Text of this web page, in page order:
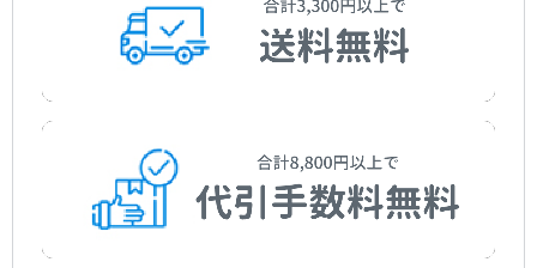
Itsuki，Hiroshi
山辺洋子／揃 弦三
Yamabe，Yoko/Soroi，Genzo